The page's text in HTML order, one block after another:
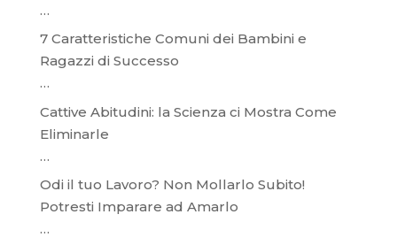
…
7 Caratteristiche Comuni dei Bambini e
Ragazzi di Successo
…
Cattive Abitudini: la Scienza ci Mostra Come
Eliminarle
…
Odi il tuo Lavoro? Non Mollarlo Subito!
Potresti Imparare ad Amarlo
…